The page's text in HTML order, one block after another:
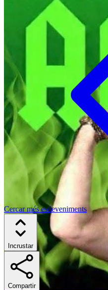
Cercar més esdeveniments
Incrustar
Compartir